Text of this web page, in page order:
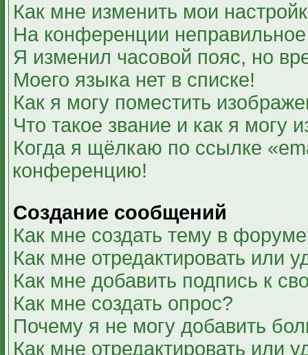
Как мне изменить мои
На конференции
Я изменил часовой пояс, но
Моего языка нет в списке!
Как я могу поместить
Что такое звание и как я могу
Когда я щёлкаю по ссылке
конференцию!
Создание сообщений
Как мне создать тему в
Как мне отредактировать или
Как мне добавить подпись к
Как мне создать опрос?
Почему я не могу добавить
Как мне отредактировать или